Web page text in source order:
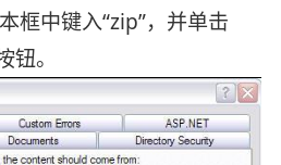
框中键入“zip”，并单击
。